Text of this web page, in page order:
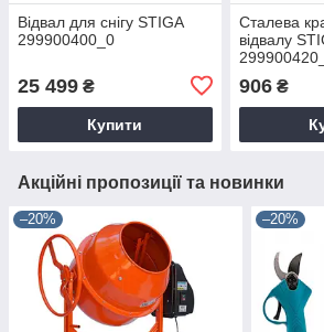
Відвал для снігу STIGA
299900400_0
25 499 ₴
Купити
Сталева
відвалу
906₴
Акційні пропозиції та новинки
–20% –20%